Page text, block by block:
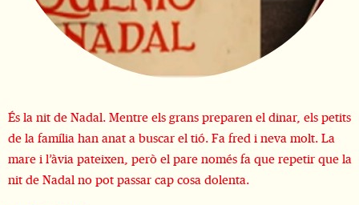
És la nit de Nadal. Mentre els grans preparen el dinar, els petits
de la família han anat a buscar el tió. Fa fred i neva molt. La
mare i l’àvia pateixen, però el pare només fa que repetir que la
nit de Nadal no pot passar cap cosa dolenta.